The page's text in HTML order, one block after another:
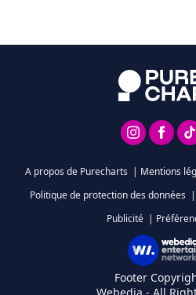
A propos de Purecharts | Mentions
Politique de protection des données |
Publicité |
Footer